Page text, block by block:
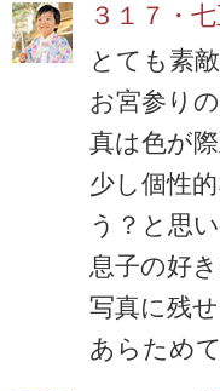
３１７・
とても素
お宮参り
真は色が
少し個性
う？と思
息子の好
写真に残
あらため